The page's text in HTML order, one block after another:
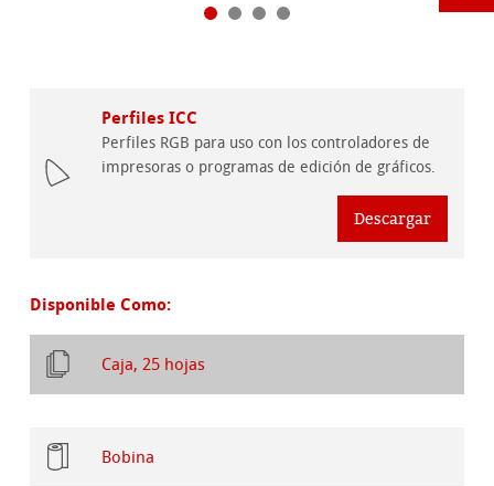
Perfiles ICC
Perfiles RGB para uso con los controladores de
impresoras o programas de edición de gráficos.
Descargar
Disponible Como:
Caja, 25 hojas
Bobina